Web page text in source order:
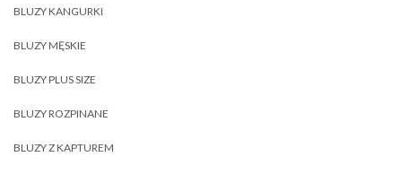
BLUZY KANGURKI
BLUZY MĘSKIE
BLUZY PLUS SIZE
BLUZY ROZPINANE
BLUZY Z KAPTUREM